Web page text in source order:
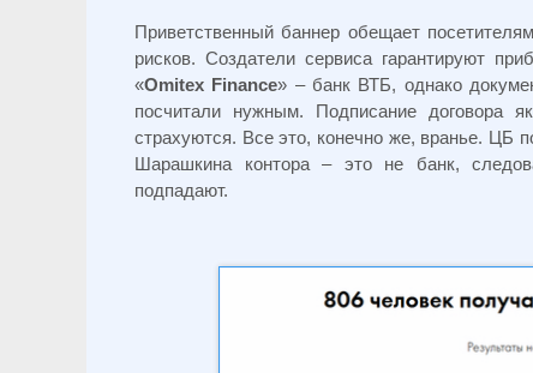
Приветственный баннер обещает
рисков. Создатели сервиса гарантируют
«Omitex Finance» – банк ВТБ, однако
посчитали нужным. Подписание договора
страхуются. Все это, конечно же, вранье. ЦБ
Шарашкина контора – это не банк,
подпадают.